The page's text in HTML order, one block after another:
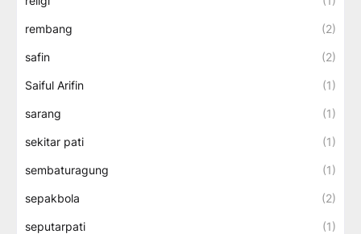
rembang (2)
safin (2)
Saiful Arifin (1)
sarang (1)
sekitar pati (1)
sembaturagung (1)
sepakbola (2)
seputarpati (1)